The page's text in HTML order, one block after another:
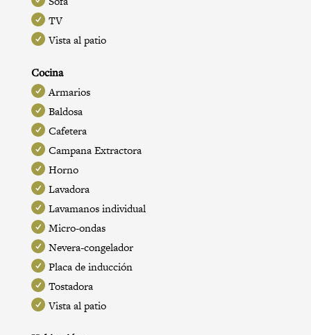
TV
Vista al patio
Cocina
Armarios
Baldosa
Cafetera
Campana Extractora
Horno
Lavadora
Lavamanos individual
Micro-ondas
Nevera-congelador
Placa de inducción
Tostadora
Vista al patio